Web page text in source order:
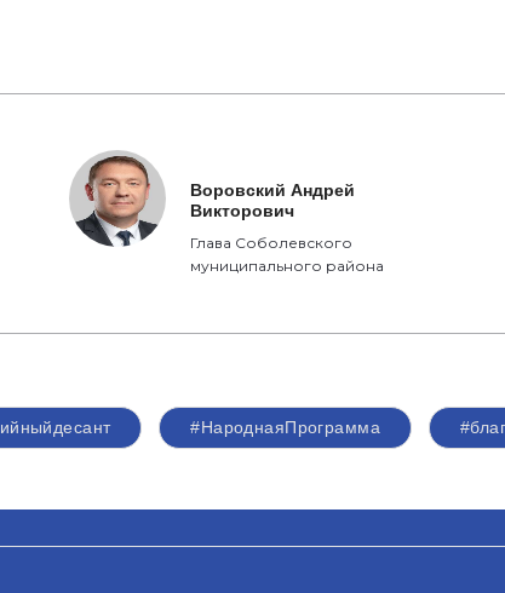
Воровский Андрей
Викторович
Глава Соболевского
муниципального района
#НароднаяПрограмма